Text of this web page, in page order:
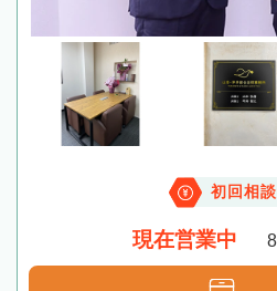
初回相
現在営業中